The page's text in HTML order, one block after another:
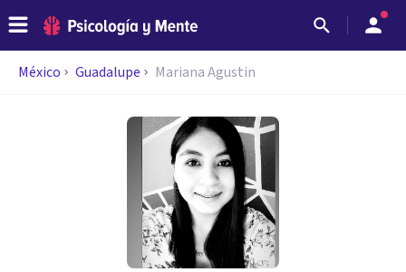
México Guadalupe Mariana Agustin